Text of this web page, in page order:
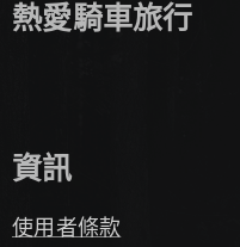
熱愛騎車旅行
資訊
使用者條款